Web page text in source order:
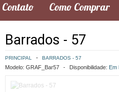
Contato Como Comprar
Barrados - 57
PRINCIPAL BARRADOS - 57
Modelo: GRAF_Bar57 Disponibilidade: Em